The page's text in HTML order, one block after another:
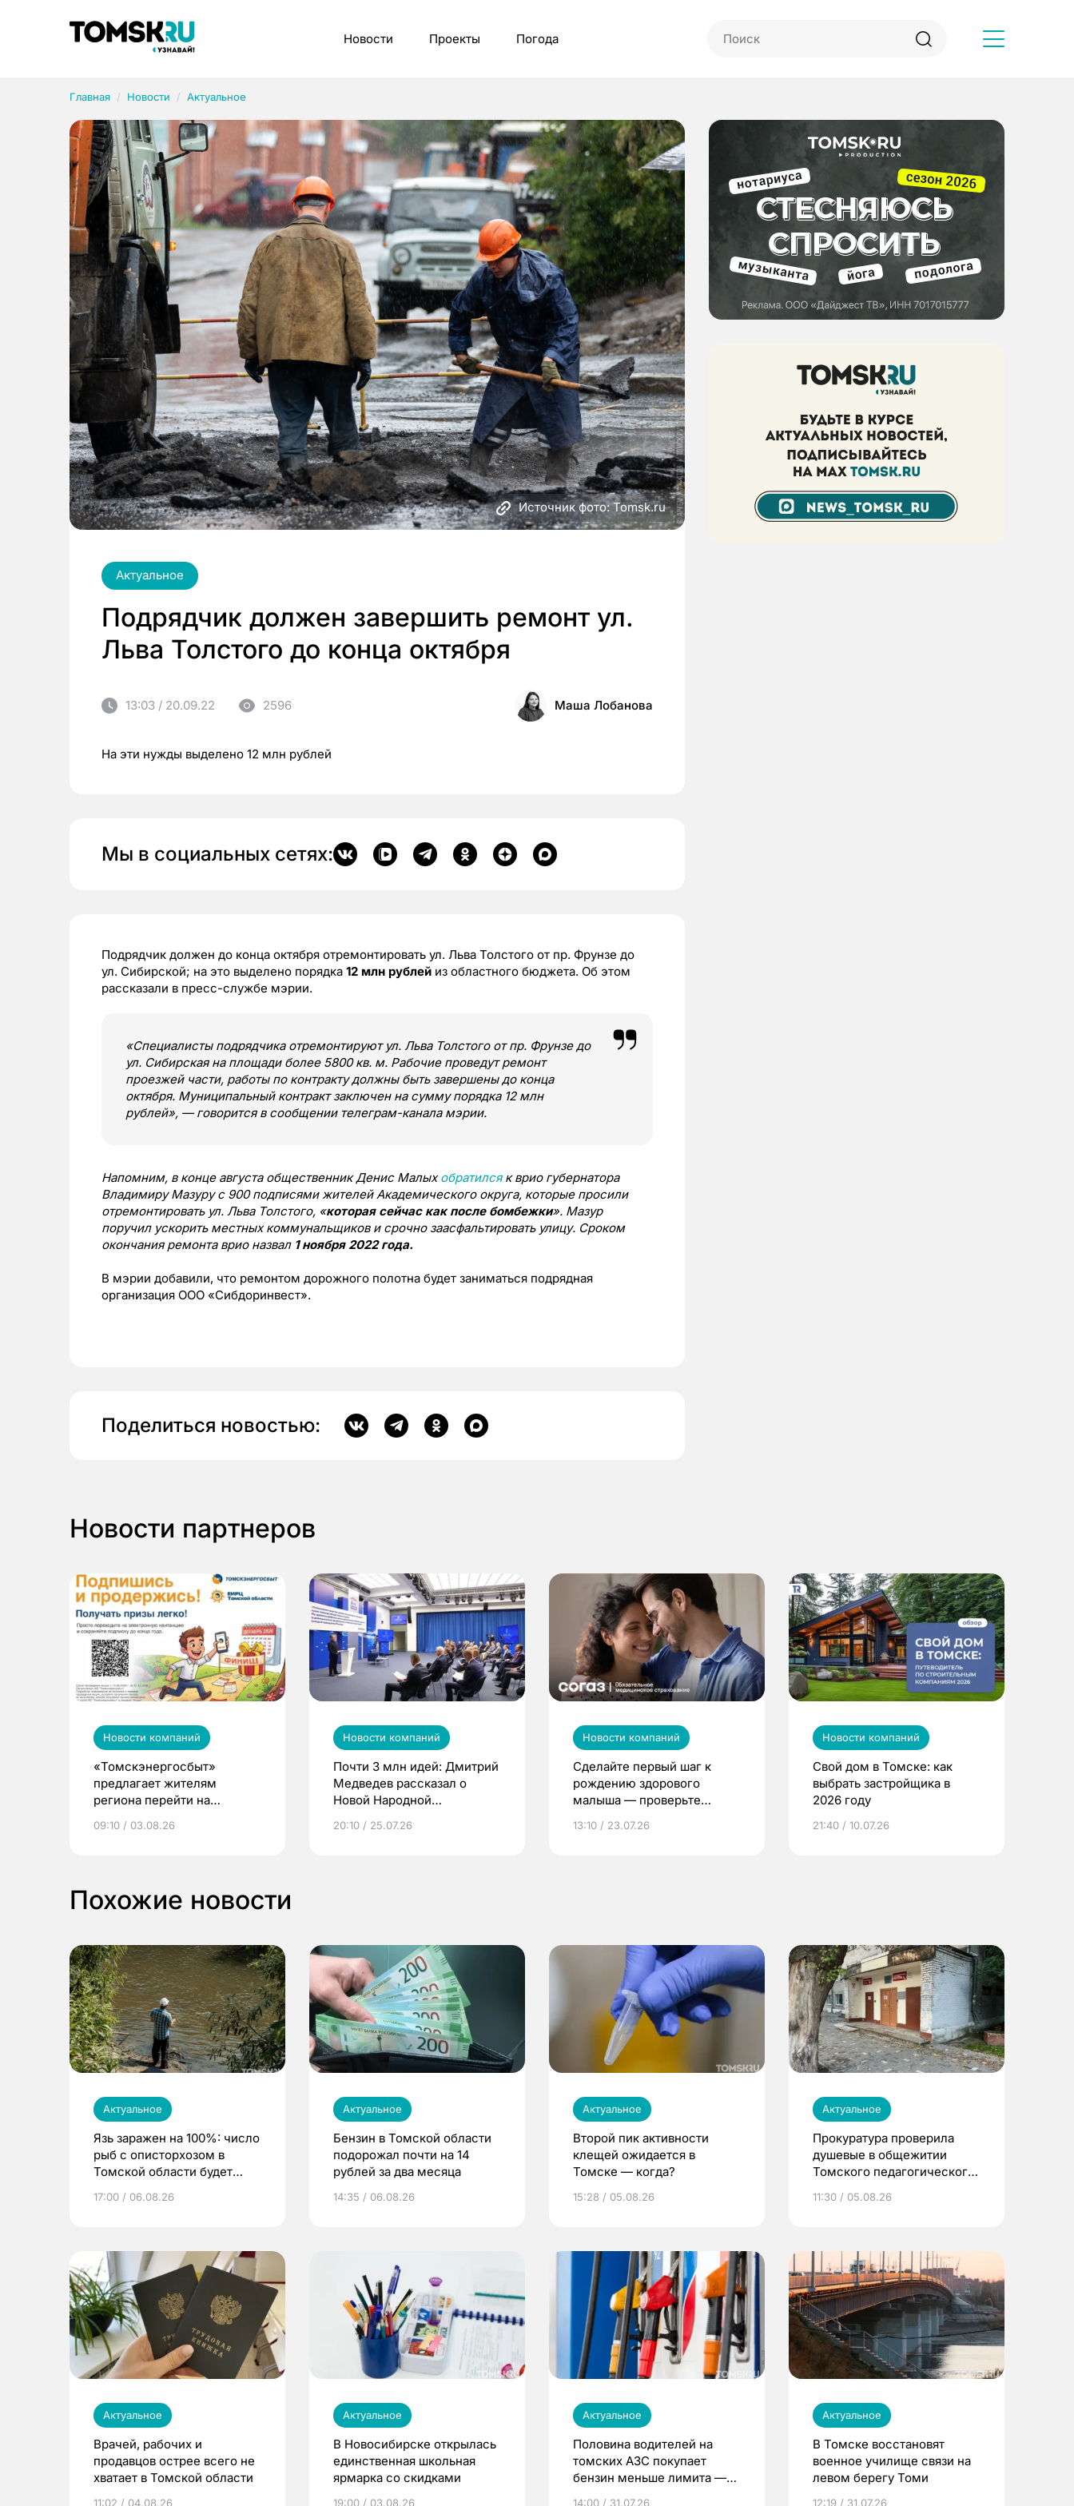
Новости Проекты Погода
Главная Новости Актуальное
Источник фото: Tomsk.ru
Актуальное
Подрядчик должен завершить ремонт ул.
Льва Толстого до конца октября
13:03 / 20.09.22 2596 Маша Лобанова
На эти нужды выделено 12 млн рублей
Мы в социальных сетях:
Подрядчик должен до конца октября отремонтировать ул. Льва Толстого от пр. Фрунзе до
ул. Сибирской; на это выделено порядка 12 млн рублей из областного бюджета. Об этом
рассказали в пресс-службе мэрии.
«Специалисты подрядчика отремонтируют ул. Льва Толстого от пр. Фрунзе до
ул. Сибирская на площади более 5800 кв. м. Рабочие проведут ремонт
проезжей части, работы по контракту должны быть завершены до конца
октября. Муниципальный контракт заключен на сумму порядка 12 млн
рублей», — говорится в сообщении телеграм-канала мэрии.
Напомним, в конце августа общественник Денис Малыхобратилсяк врио губернатора
Владимиру Мазуру с 900 подписями жителей Академического округа, которые просили
отремонтировать ул. Льва Толстого, «которая сейчас как после бомбежки». Мазур
поручил ускорить местных коммунальщиков и срочно заасфальтировать улицу. Сроком
окончания ремонта врио назвал1 ноября 2022 года.
В мэрии добавили, что ремонтом дорожного полотна будет заниматься подрядная
организация ООО «Сибдоринвест».
Поделиться новостью:
Новости партнеров
Новости компаний
«Томскэнергосбыт»
предлагает жителям
региона перейти на
выиграть призы
09:10 / 03.08.26
Новости компаний
Почти 3 млн идей: Дмитрий
Медведев рассказал о
Новой Народной
20:10 / 25.07.26
Новости компаний
Сделайте первый шаг к
рождению здорового
малыша — проверьте
по ОМС!
13:10 / 23.07.26
Новости компаний
Свой дом в Томске: как
выбрать застройщика в
2026 году
21:40 / 10.07.26
Похожие новости
Актуальное
Язь заражен на 100%: число
рыб с описторхозом в
Томской области будет
17:00 / 06.08.26
Актуальное
Бензин в Томской области
подорожал почти на 14
рублей за два месяца
14:35 / 06.08.26
Актуальное
Второй пик активности
клещей ожидается в
Томске — когда?
15:28 / 05.08.26
Актуальное
Прокуратура проверила
душевые в общежитии
Томского педагогического
11:30 / 05.08.26
Актуальное
Врачей, рабочих и
продавцов острее всего не
хватает в Томской области
11:02 / 04.08.26
Актуальное
В Новосибирске открылась
единственная школьная
ярмарка со скидками
19:00 / 03.08.26
Актуальное
Половина водителей на
томских АЗС покупает
бензин меньше лимита —
14:00 / 31.07.26
Актуальное
В Томске восстановят
военное училище связи на
левом берегу Томи
12:19 / 31.07.26
Рубрики